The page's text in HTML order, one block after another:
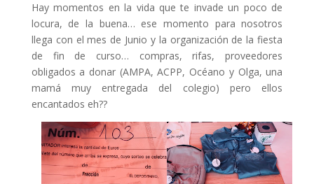
Hay momentos en la vida que te invade un poco de
locura, de la buena… ese momento para nosotros
llega con el mes de Junio y la organización de la fiesta
de fin de curso… compras, rifas, proveedores
obligados a donar (AMPA, ACPP, Océano y Olga, una
mamá muy entregada del colegio) pero ellos
encantados eh??